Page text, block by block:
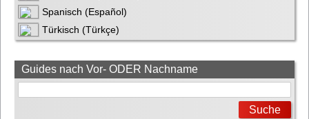
Spanisch (Español)
Türkisch (Türkçe)
Guides nach Vor- ODER Nachname